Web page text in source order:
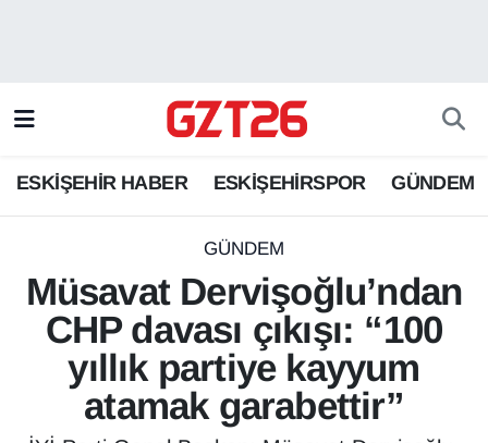
ESKİŞEHİR HABER ESKİŞEHİRSPOR GÜNDEM
GÜNDEM
Müsavat Dervişoğlu’ndan
CHP davası çıkışı: “100
yıllık partiye kayyum
atamak garabettir”
ESKİŞEHİRSPOR
GÜNDEM
Odunpazarı Trafik Yoğunluk Haritası
Süper Lig Puan Durumu ve Fikstür
Son Dakika Haberleri
Haber Arşivi